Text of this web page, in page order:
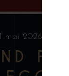
mai 2026